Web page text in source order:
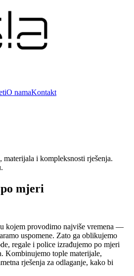
O namaKontakt
materijala i kompleksnosti rješenja.
mjeri
kojem provodimo najviše vremena —
uspomene. Zato ga oblikujemo
regale i police izrađujemo po mjeri
Kombinujemo tople materijale,
rješenja za odlaganje, kako bi